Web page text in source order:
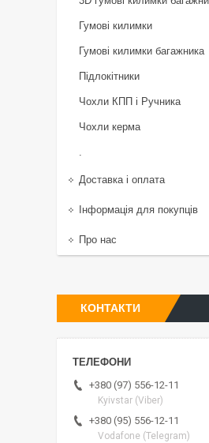
Гумові килимки
Гумові килимки багажника
Підлокітники
Чохли КПП і Ручника
Чохли керма
.
Доставка і оплата
Інформація для покупців
Про нас
КОНТАКТИ
+380 (97) 556-12-11
Kyivstar (Viber)
+380 (95) 556-12-11
Vodafone (Telegram)